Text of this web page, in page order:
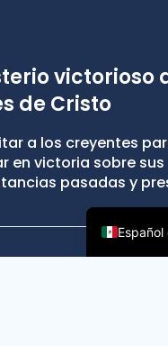
victorioso
de Cristo
a los creyentes
en victoria sobre sus
pasadas y